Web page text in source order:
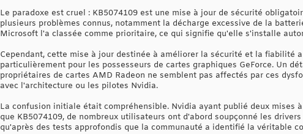
Le paradoxe est cruel : KB5074109 est une mise à jour de sécurité
plusieurs problèmes connus, notamment la décharge excessive de la
Microsoft l'a classée comme prioritaire, ce qui signifie qu'elle s'installe
Cependant, cette mise à jour destinée à améliorer la sécurité et la fiabilité
particulièrement pour les possesseurs de cartes graphiques GeForce. Un
propriétaires de cartes AMD Radeon ne semblent pas affectés par ces
avec l'architecture ou les pilotes Nvidia.
La confusion initiale était compréhensible. Nvidia ayant publié deux mises
que KB5074109, de nombreux utilisateurs ont d'abord soupçonné les
qu'après des tests approfondis que la communauté a identifié la véritable